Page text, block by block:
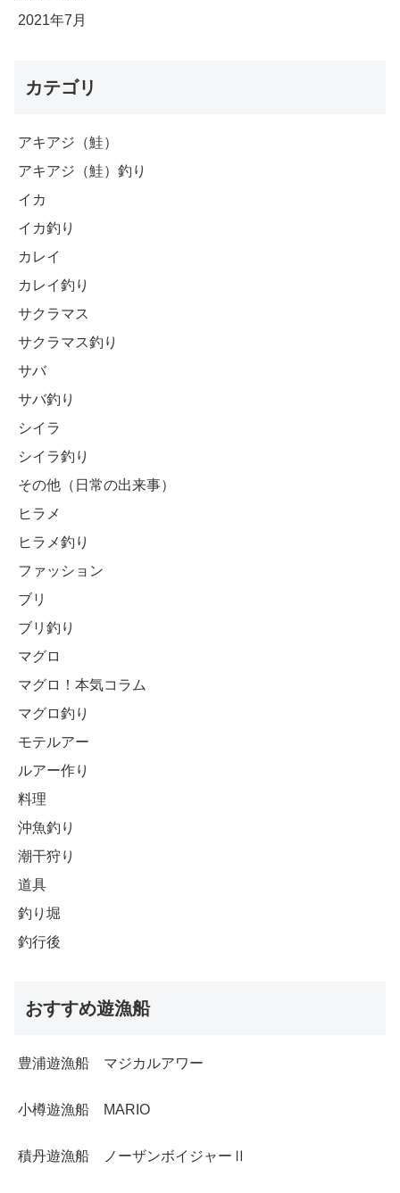
2021年7月
カテゴリ
アキアジ（鮭）
アキアジ（鮭）釣り
イカ
イカ釣り
カレイ
カレイ釣り
サクラマス
サクラマス釣り
サバ
サバ釣り
シイラ
シイラ釣り
その他（日常の出来事）
ヒラメ
ヒラメ釣り
ファッション
ブリ
ブリ釣り
マグロ
マグロ！本気コラム
マグロ釣り
モテルアー
ルアー作り
料理
沖魚釣り
潮干狩り
道具
釣り堀
釣行後
おすすめ遊漁船
豊浦遊漁船 マジカルアワー
小樽遊漁船 MARIO
積丹遊漁船 ノーザンボイジャーⅡ